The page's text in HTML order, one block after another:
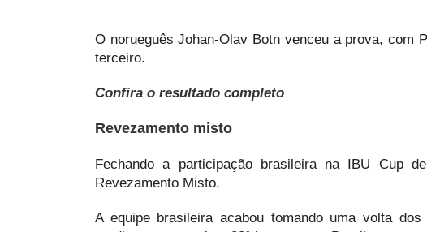
O norueguês Johan-Olav Botn venceu a prova, com
terceiro.
Confira o resultado completo
Revezamento misto
Fechando a participação brasileira na IBU Cup
Revezamento Misto.
A equipe brasileira acabou tomando uma volta